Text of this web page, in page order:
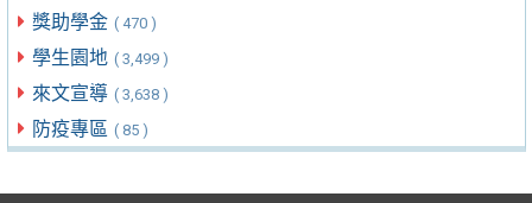
獎助學金 ( 470 )
學生園地 ( 3,499 )
來文宣導 ( 3,638 )
防疫專區 ( 85 )